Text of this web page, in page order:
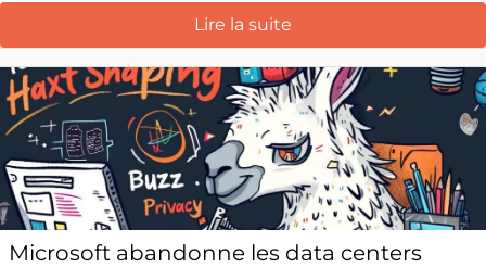
Lire la suite
Microsoft abandonne les data centers